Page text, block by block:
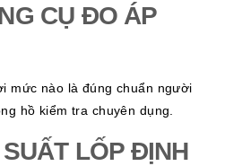
CỤ ĐO ÁP
mức nào là đúng chuẩn người
hồ kiểm tra chuyên dụng.
LỐP ĐỊNH